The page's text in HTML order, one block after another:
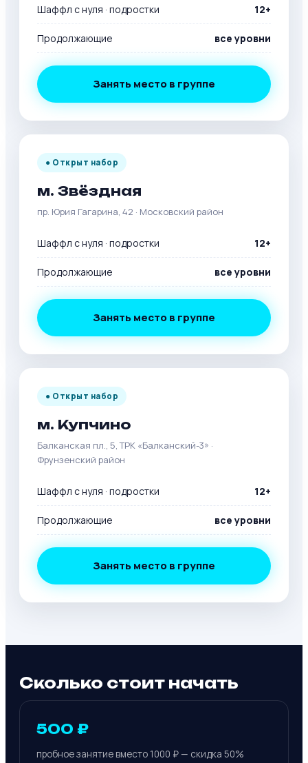
Шаффл с нуля · подростки 12+
Продолжающие все уровни
Занять место в группе
● Открыт набор
м. Звёздная
пр. Юрия Гагарина, 42 · Московский район
Шаффл с нуля · подростки 12+
Продолжающие все уровни
Занять место в группе
● Открыт набор
м. Купчино
Балканская пл., 5, ТРК «Балканский-3» ·
Фрунзенский район
Шаффл с нуля · подростки 12+
Продолжающие все уровни
Занять место в группе
Сколько стоит начать
500 ₽
пробное занятие вместо 1000 ₽ — скидка 50%